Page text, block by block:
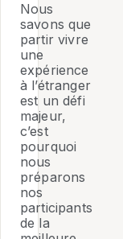
Nous
savons que
partir vivre
une
expérience
à l’étranger
est un défi
majeur,
c’est
pourquoi
nous
préparons
nos
participants
de la